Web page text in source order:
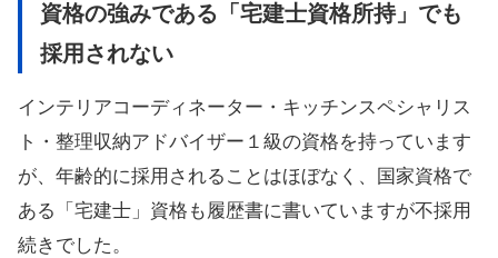
資格の強みである「宅建士資格所持」でも
採用されない
インテリアコーディネーター・キッチンスペシャリス
ト・整理収納アドバイザー１級の資格を持っています
が、年齢的に採用されることはほぼなく、国家資格で
ある「宅建士」資格も履歴書に書いていますが不採用
続きでした。